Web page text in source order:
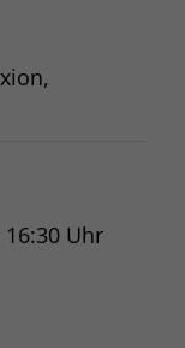
16:30 Uhr